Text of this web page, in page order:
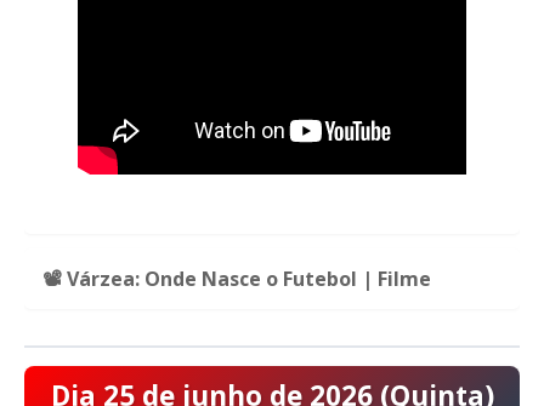
📽️ Várzea: Onde Nasce o Futebol | Filme
Dia 25 de junho de 2026 (Quinta)